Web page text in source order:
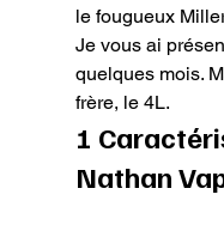
le fougueux
Je vous ai
quelques mois.
frère, le 4L.
1
Nathan